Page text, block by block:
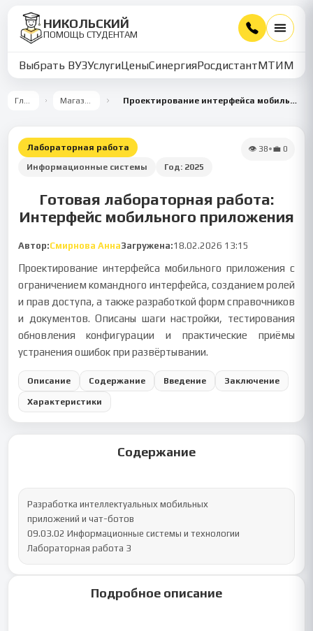
НИКОЛЬСКИЙ
ПОМОЩЬ СТУДЕНТАМ
Выбрать ВУЗУслугиЦеныСинергияРосдистантМТИММУ
Главная Магазин работ Проектирование интерфейса мобильного приложения и ролей
Лабораторная работа
Информационные системы
Год: 2025
👁 38•💼 0
Готовая лабораторная работа:
Интерфейс мобильного приложения
Автор:Смирнова АннаЗагружена:18.02.2026 13:15
Проектирование интерфейса мобильного приложения с
ограничением командного интерфейса, созданием ролей
и прав доступа, а также разработкой форм справочников
и документов. Описаны шаги настройки, тестирования
обновления конфигурации и практические приёмы
устранения ошибок при развёртывании.
Описание Содержание Введение Заключение
Характеристики
Содержание
Разработка интеллектуальных мобильных
приложений и чат-ботов
09.03.02 Информационные системы и технологии
Лабораторная работа 3
Подробное описание